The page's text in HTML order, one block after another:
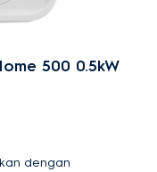
500 0.5kW
dengan